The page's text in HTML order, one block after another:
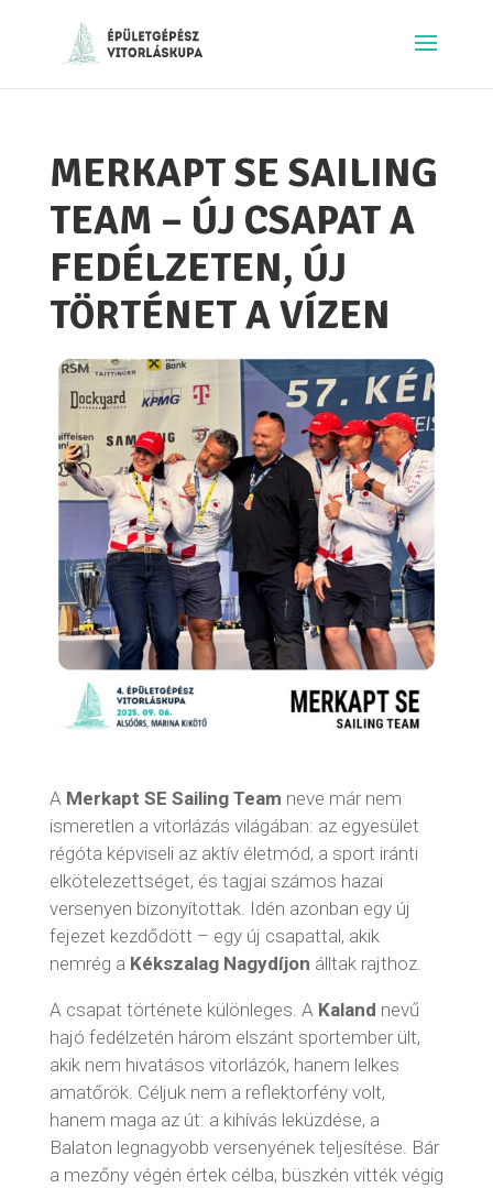
MERKAPT SE SAILING
TEAM – ÚJ CSAPAT A
FEDÉLZETEN, ÚJ
TÖRTÉNET A VÍZEN
AMerkapt SE Sailing Team neve már nem
ismeretlen a vitorlázás világában: az egyesület
régóta képviseli az aktív életmód, a sport iránti
elkötelezettséget, és tagjai számos hazai
versenyen bizonyítottak. Idén azonban egy új
fejezet kezdődött – egy új csapattal, akik
nemrég a Kékszalag Nagydíjon álltak rajthoz.
A csapat története különleges. A Kaland nevű
hajó fedélzetén három elszánt sportember ült,
akik nem hivatásos vitorlázók, hanem lelkes
amatőrök. Céljuk nem a reflektorfény volt,
hanem maga az út: a kihívás leküzdése, a
Balaton legnagyobb versenyének teljesítése. Bár
a mezőny végén értek célba, büszkén vitték végig